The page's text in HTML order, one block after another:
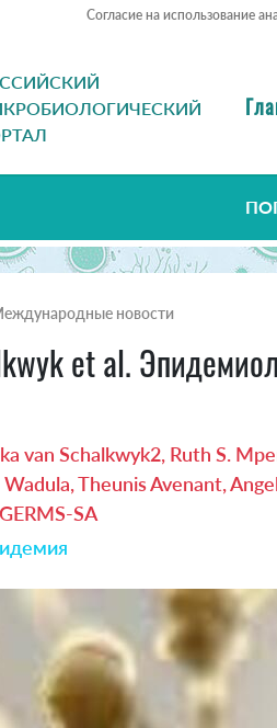
Согласие на использование
новости
et al.
van Schalkwyk2, Ruth S.
Theunis Avenant,
SA